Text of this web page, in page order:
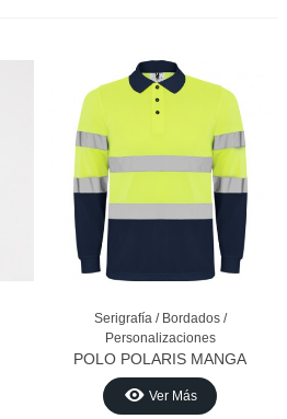
Serigrafía / Bordados /
Personalizaciones
POLO POLARIS MANGA
LARGA AMARILLO FLUOR
Ver Más